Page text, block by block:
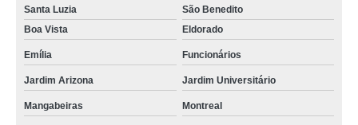
Santa Luzia
São Benedito
Boa Vista
Eldorado
Emília Funcionários
Jardim Arizona Jardim Universitário
Mangabeiras Montreal